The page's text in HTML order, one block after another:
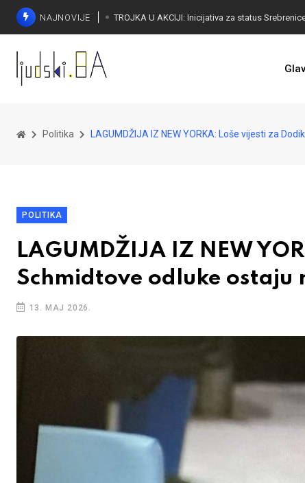
NAJNOVIJE
Politika LAGUMDŽIJA IZ NEW YORKA: Loše vijesti za
POLITIKA
LAGUMDŽIJA IZ NEW
Schmidtove odluke ostaju
13. MAJ 2026.